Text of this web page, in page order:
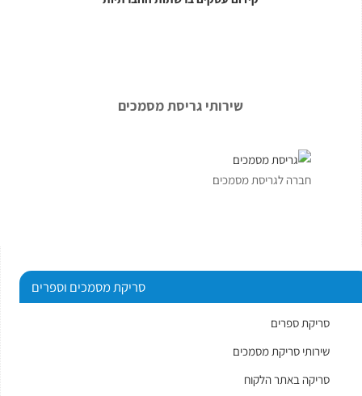
שירותי גריסת מסמכים
חברה לגריסת מסמכים
סריקת מסמכים וספרים
סריקת ספרים
שירותי סריקת מסמכים
סריקה באתר הלקוח